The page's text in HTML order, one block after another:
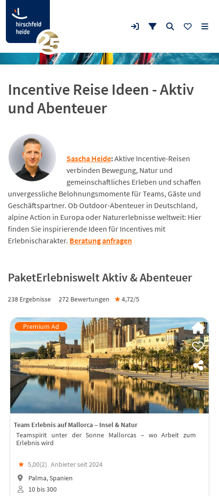
Incentive Reise Ideen - Aktiv
und Abenteuer
Sascha Heide:Aktive Incentive-Reisen
verbinden Bewegung, Natur und
gemeinschaftliches Erleben und schaffen
unvergessliche Belohnungsmomente für Teams, Gäste und
Geschäftspartner. Ob Outdoor-Abenteuer in Deutschland,
alpine Action in Europa oder Naturerlebnisse weltweit: Hier
finden Sie inspirierende Ideen für Incentives mit
Erlebnischarakter. Beratung anfragen
PaketErlebniswelt Aktiv & Abenteuer
238 Ergebnisse 272 Bewertungen ★4,72/5
Team Erlebnis auf Mallorca – Insel & Natur
Teamspirit unter der Sonne Mallorcas – wo Arbeit zum
Erlebnis wird
★ 5,00(2) Anbieter seit 2024
Palma, Spanien
10 bis 300